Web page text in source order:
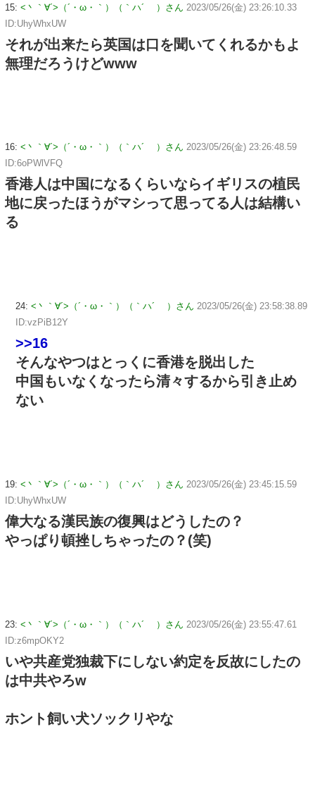
15: <丶｀∀´>（´・ω・｀）（｀ハ´ ）さん 2023/05/26(金) 23:26:10.33
ID:UhyWhxUW
それが出来たら英国は口を聞いてくれるかもよ
無理だろうけどwww
16: <丶｀∀´>（´・ω・｀）（｀ハ´ ）さん 2023/05/26(金) 23:26:48.59
ID:6oPWlVFQ
香港人は中国になるくらいならイギリスの植民
地に戻ったほうがマシって思ってる人は結構い
る
24: <丶｀∀´>（´・ω・｀）（｀ハ´ ）さん 2023/05/26(金) 23:58:38.89
ID:vzPiB12Y
>>16
そんなやつはとっくに香港を脱出した
中国もいなくなったら清々するから引き止め
ない
19: <丶｀∀´>（´・ω・｀）（｀ハ´ ）さん 2023/05/26(金) 23:45:15.59
ID:UhyWhxUW
偉大なる漢民族の復興はどうしたの？
やっぱり頓挫しちゃったの？(笑)
23: <丶｀∀´>（´・ω・｀）（｀ハ´ ）さん 2023/05/26(金) 23:55:47.61
ID:z6mpOKY2
いや共産党独裁下にしない約定を反故にしたの
は中共やろw
ホント飼い犬ソックリやな